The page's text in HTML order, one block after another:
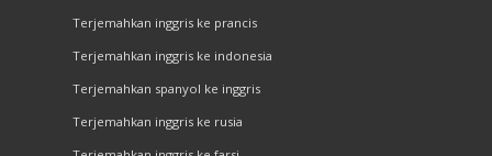
Terjemahkan inggris ke prancis
Terjemahkan inggris ke indonesia
Terjemahkan spanyol ke inggris
Terjemahkan inggris ke rusia